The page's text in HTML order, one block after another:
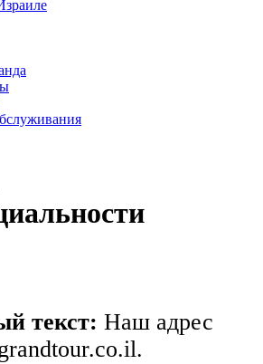
текст: Наш адрес